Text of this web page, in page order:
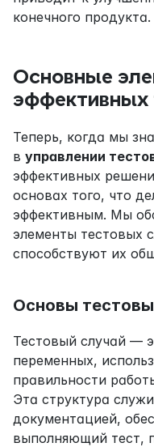
конечного продукта.
Основные
эффективных
Теперь, когда мы
в управлении
эффективных
основах того, что
эффективным. Мы
элементы тестовых
способствуют их
Основы
Тестовый случай —
переменных,
правильности
Эта структура
документацией,
выполняющий тест,